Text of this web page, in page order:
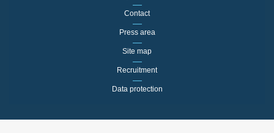
Contact
Press area
Site map
Recruitment
Data protection